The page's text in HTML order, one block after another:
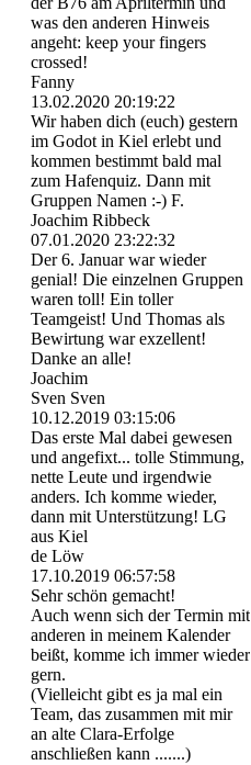
was den anderen Hinweis
angeht: keep your fingers
crossed!
Fanny
13.02.2020 20:19:22
Wir haben dich (euch) gestern
im Godot in Kiel erlebt und
kommen bestimmt bald mal
zum Hafenquiz. Dann mit
Gruppen Namen :-) F.
Joachim Ribbeck
07.01.2020 23:22:32
Der 6. Januar war wieder
genial! Die einzelnen Gruppen
waren toll! Ein toller
Teamgeist! Und Thomas als
Bewirtung war exzellent!
Danke an alle!
Joachim
Sven Sven
10.12.2019 03:15:06
Das erste Mal dabei gewesen
und angefixt... tolle Stimmung,
nette Leute und irgendwie
anders. Ich komme wieder,
dann mit Unterstützung! LG
aus Kiel
de Löw
17.10.2019 06:57:58
Sehr schön gemacht!
Auch wenn sich der Termin mit
anderen in meinem Kalender
beißt, komme ich immer wieder
gern.
(Vielleicht gibt es ja mal ein
Team, das zusammen mit mir
an alte Clara-Erfolge
anschließen kann .......)